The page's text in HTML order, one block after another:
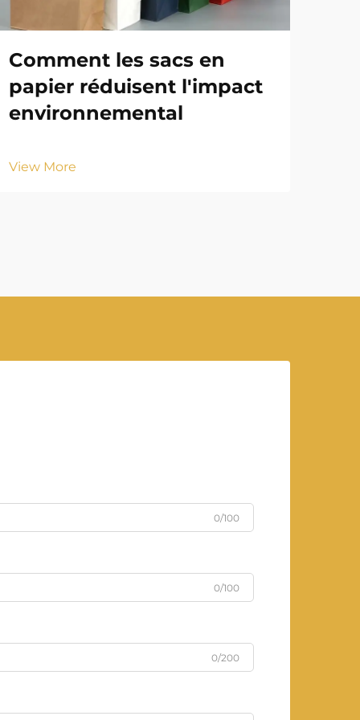
Comment les sacs en
papier réduisent l'impact
environnemental
View More
0/100
0/100
0/200